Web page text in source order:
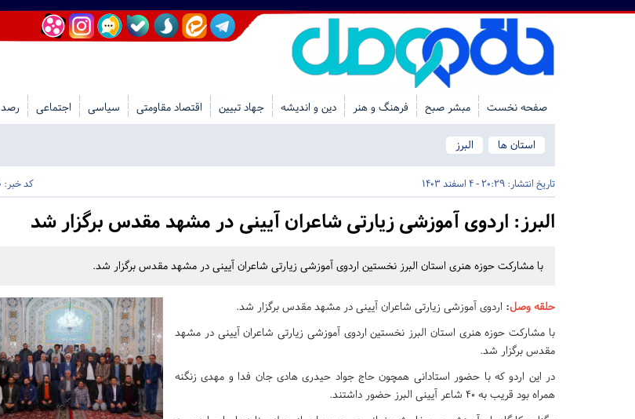
صفحه نخست مبشر صبح فرهنگ و هنر دین و اندیشه جهاد تبیین اقتصاد مقاومتی سیاسی اجتماعی رصد
استان ها البرز
تاریخ انتشار: 20:29 - 4 اسفند 1403 کد خبر: 608570
البرز: اردوی آموزشی زیارتی شاعران آیینی در مشهد مقدس برگزار شد
با مشارکت حوزه هنری استان البرز نخستین اردوی آموزشی زیارتی شاعران آیینی در مشهد مقدس برگزار شد.
حلقه وصل: اردوی آموزشی زیارتی شاعران آیینی در مشهد مقدس برگزار شد.
با مشارکت حوزه هنری استان البرز نخستین اردوی آموزشی زیارتی شاعران آیینی در مشهد
مقدس برگزار شد.
در این اردو که با حضور استادانی همچون حاج جواد حیدری هادی جان فدا و مهدی زنگنه
همراه بود قریب به ۴۰ شاعر آیینی البرز حضور داشتند.